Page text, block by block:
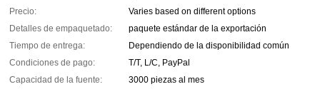
Precio:
Varies based on different options
Detalles de empaquetado:
paquete estándar de la exportación
Tiempo de entrega:
Dependiendo de la disponibilidad común
Condiciones de pago:
T/T, L/C, PayPal
Capacidad de la fuente:
3000 piezas al mes